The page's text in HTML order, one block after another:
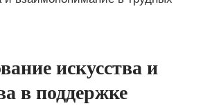
искусства и
в поддержке